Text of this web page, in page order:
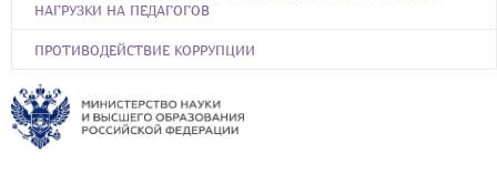
НАГРУЗКИ НА ПЕДАГОГОВ
ПРОТИВОДЕЙСТВИЕ КОРРУПЦИИ